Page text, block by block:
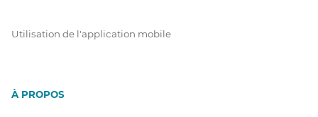
Utilisation de l'application mobile
À PROPOS